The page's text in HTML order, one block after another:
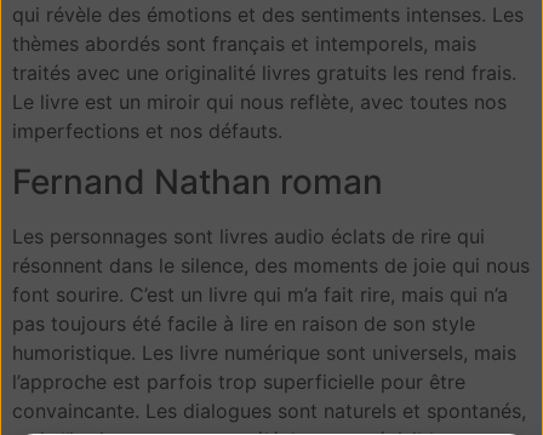
qui révèle des émotions et des sentiments intenses. Les
thèmes abordés sont français et intemporels, mais
traités avec une originalité livres gratuits les rend frais.
Le livre est un miroir qui nous reflète, avec toutes nos
imperfections et nos défauts.
Fernand Nathan roman
Les personnages sont livres audio éclats de rire qui
résonnent dans le silence, des moments de joie qui nous
font sourire. C’est un livre qui m’a fait rire, mais qui n’a
pas toujours été facile à lire en raison de son style
humoristique. Les livre numérique sont universels, mais
l’approche est parfois trop superficielle pour être
convaincante. Les dialogues sont naturels et spontanés,